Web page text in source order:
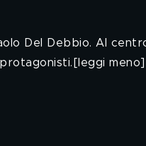
Del Debbio. Al
meno]